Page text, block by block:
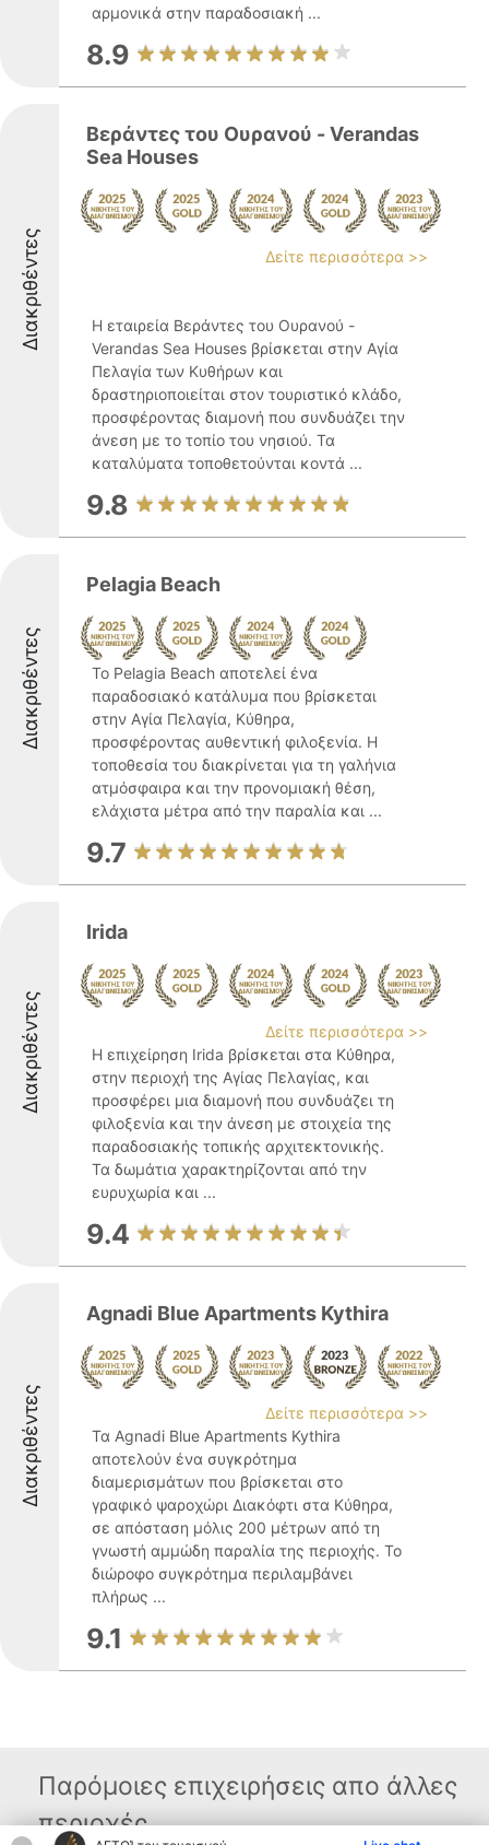
αρμονικά στην παραδοσιακή ...
8.9
Διακριθέντες
Βεράντες του Ουρανού - Verandas
Sea Houses
Δείτε περισσότερα >>
Η εταιρεία Βεράντες του Ουρανού -
Verandas Sea Houses βρίσκεται στην Αγία
Πελαγία των Κυθήρων και
δραστηριοποιείται στον τουριστικό κλάδο,
προσφέροντας διαμονή που συνδυάζει την
άνεση με το τοπίο του νησιού. Τα
καταλύματα τοποθετούνται κοντά ...
9.8
Διακριθέντες
Pelagia Beach
Το Pelagia Beach αποτελεί ένα
παραδοσιακό κατάλυμα που βρίσκεται
στην Αγία Πελαγία, Κύθηρα,
προσφέροντας αυθεντική φιλοξενία. Η
τοποθεσία του διακρίνεται για τη γαλήνια
ατμόσφαιρα και την προνομιακή θέση,
ελάχιστα μέτρα από την παραλία και ...
9.7
Διακριθέντες
Irida
Δείτε περισσότερα >>
Η επιχείρηση Irida βρίσκεται στα Κύθηρα,
στην περιοχή της Αγίας Πελαγίας, και
προσφέρει μια διαμονή που συνδυάζει τη
φιλοξενία και την άνεση με στοιχεία της
παραδοσιακής τοπικής αρχιτεκτονικής.
Τα δωμάτια χαρακτηρίζονται από την
ευρυχωρία και ...
9.4
Διακριθέντες
Agnadi Blue Apartments Kythira
Δείτε περισσότερα >>
Τα Agnadi Blue Apartments Kythira
αποτελούν ένα συγκρότημα
διαμερισμάτων που βρίσκεται στο
γραφικό ψαροχώρι Διακόφτι στα Κύθηρα,
σε απόσταση μόλις 200 μέτρων από τη
γνωστή αμμώδη παραλία της περιοχής. Το
διώροφο συγκρότημα περιλαμβάνει
πλήρως ...
9.1
Παρόμοιες επιχειρήσεις απο άλλες
περιοχές